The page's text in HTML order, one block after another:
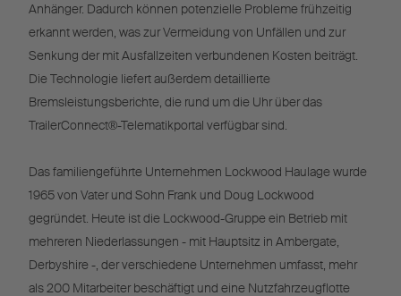
Anhänger. Dadurch können potenzielle Probleme frühzeitig
erkannt werden, was zur Vermeidung von Unfällen und zur
Senkung der mit Ausfallzeiten verbundenen Kosten beiträgt.
Die Technologie liefert außerdem detaillierte
Bremsleistungsberichte, die rund um die Uhr über das
TrailerConnect®-Telematikportal verfügbar sind.
Das familiengeführte Unternehmen Lockwood Haulage wurde
1965 von Vater und Sohn Frank und Doug Lockwood
gegründet. Heute ist die Lockwood-Gruppe ein Betrieb mit
mehreren Niederlassungen - mit Hauptsitz in Ambergate,
Derbyshire -, der verschiedene Unternehmen umfasst, mehr
als 200 Mitarbeiter beschäftigt und eine Nutzfahrzeugflotte